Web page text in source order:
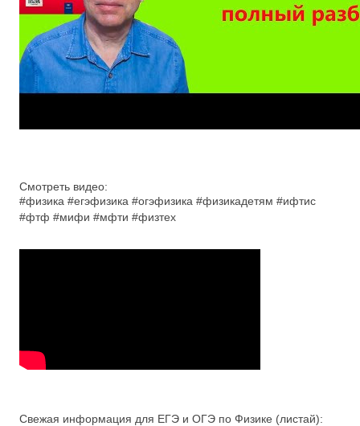
Смотреть видео:
#физика #егэфизика #огэфизика #физикадетям #ифтис
#фтф #мифи #мфти #физтех
Свежая информация для ЕГЭ и ОГЭ по Физике (листай):